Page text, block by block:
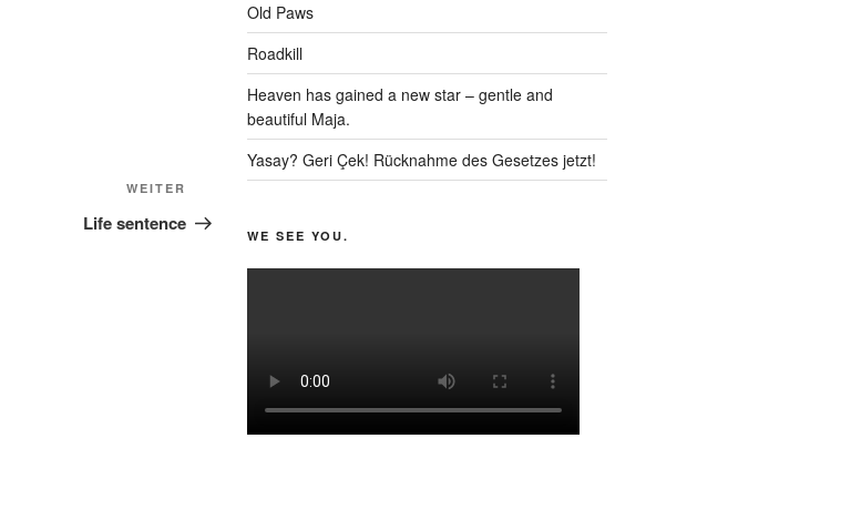
Beitrag
WEITER
Life sentence
Old Paws
Roadkill
Heaven has gained a new star – gentle and
beautiful Maja.
Yasay? Geri Çek! Rücknahme des Gesetzes jetzt!
WE SEE YOU.